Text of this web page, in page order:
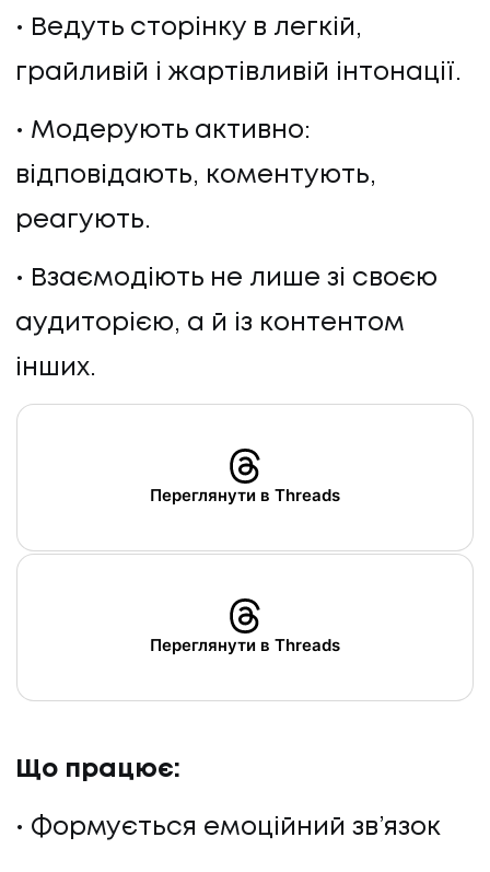
Ведуть сторінку в легкій,
грайливій і жартівливій інтонації.
Модерують активно:
відповідають, коментують,
реагують.
Взаємодіють не лише зі своєю
аудиторією, а й із контентом
інших.
Переглянути в Threads
Переглянути в Threads
Що працює:
Формується емоційний зв’язок